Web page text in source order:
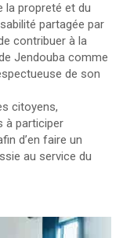
la propreté et du
partagée par
contribuer à la
Jendouba comme
de son
citoyens,
à participer
d’en faire un
au service du